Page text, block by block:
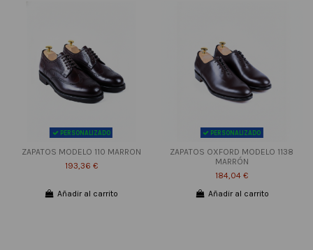
PERSONALIZADO
ZAPATOS MODELO 110 MARRON
193,36 €
Añadir al carrito
PERSONALIZADO
ZAPATOS OXFORD MODELO 1138
MARRÓN
184,04 €
Añadir al carrito